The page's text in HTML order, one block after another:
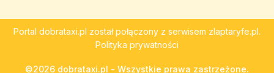
Portal dobrataxi.pl został połączony z serwisem zlaptaryfe.pl.
Polityka prywatności
©2026 dobrataxi.pl - Wszystkie prawa zastrzeżone.